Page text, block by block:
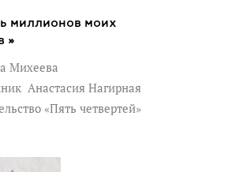
миллионов моих
»
Михеева
Анастасия Нагирная
«Пять четвертей»